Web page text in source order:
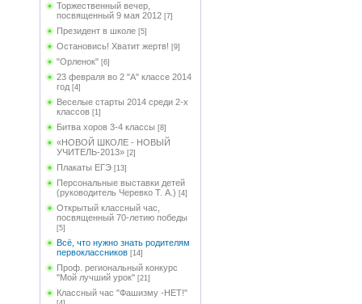
Торжественный вечер,
посвященный 9 мая 2012 [7]
Президент в школе [5]
Остановись! Хватит жертв! [9]
"Орленок" [6]
23 февраля во 2 "А" классе 2014
год [4]
Веселые старты 2014 среди 2-х
классов [1]
Битва хоров 3-4 классы [8]
«НОВОЙ ШКОЛЕ - НОВЫЙ
УЧИТЕЛЬ-2013» [2]
Плакаты ЕГЭ [13]
Персональные выставки детей
(руководитель Черевко Т. А.) [4]
Открытый классный час,
посвященный 70-летию победы
[5]
Всё, что нужно знать родителям
первоклассников [14]
Проф. региональный конкурс
"Мой лучший урок" [21]
Классный час "Фашизму -НЕТ!"